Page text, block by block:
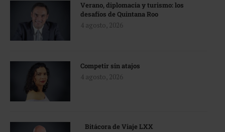
Verano, diplomacia y turismo: los
desafíos de Quintana Roo
4 agosto, 2026
Competir sin atajos
4 agosto, 2026
Bitácora de Viaje LXX